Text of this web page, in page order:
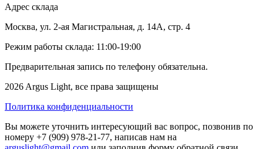
Адрес склада
Москва, ул. 2-ая Магистральная, д. 14А, стр. 4
Режим работы склада: 11:00-19:00
Предварительная запись по телефону обязательна.
2026 Argus Light, все права защищены
Политика конфиденциальности
Вы можете уточнить интересующий вас вопрос, позвонив по
номеру +7 (909) 978-21-77, написав нам на